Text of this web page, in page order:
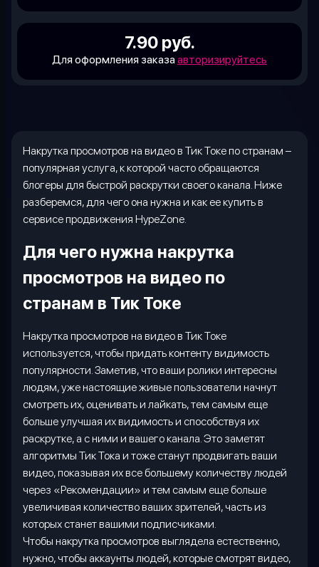
7.90 руб.
Для оформления заказаавторизируйтесь
Накрутка просмотров на видео в Тик Токе по странам –
популярная услуга, к которой часто обращаются
блогеры для быстрой раскрутки своего канала. Ниже
разберемся, для чего она нужна и как ее купить в
сервисе продвижения HypeZone.
Для чего нужна накрутка
просмотров на видео по
странам в Тик Токе
Накрутка просмотров на видео в Тик Токе
используется, чтобы придать контенту видимость
популярности. Заметив, что ваши ролики интересны
людям, уже настоящие живые пользователи начнут
смотреть их, оценивать и лайкать, тем самым еще
больше улучшая их видимость и способствуя их
раскрутке, а с ними и вашего канала. Это заметят
алгоритмы Тик Тока и тоже станут продвигать ваши
видео, показывая их все большему количеству людей
через «Рекомендации» и тем самым еще больше
увеличивая количество ваших зрителей, часть из
которых станет вашими подписчиками.
Чтобы накрутка просмотров выглядела естественно,
нужно, чтобы аккаунты людей, которые смотрят видео,